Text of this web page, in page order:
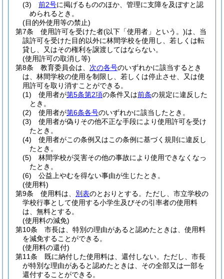
(3)
前2号に掲げるもののほか、管理に支障を及ぼすと認
められるとき。
(目的外使用等の禁止)
第7条
使用許可を受けた者(以下「使用者」という。)は、当
該許可を受けた目的以外に林間学校を使用し、若しくは転
貸し、又はその権利を譲渡してはならない。
(使用許可の取消し等)
第8条
教育委員会は、 次の各号のいずれかに該当するとき
は、林間学校の使用を制限し、若しくは停止させ、又は使
用許可を取り消すことができる。
(1)
使用者が第5条第2項の条件又は前条の規定に違反した
とき。
(2)
使用者が第6条各号のいずれかに該当したとき。
(3)
使用者が偽りその他不正な手段により使用許可を受け
たとき。
(4)
使用者がこの条例又はこの条例に基づく規則に違反し
たとき。
(5)
林間学校が災害その他の事故により使用できなくなっ
たとき。
(6)
公益上やむを得ない事由が生じたとき。
(使用料)
第9条
使用料は、 別表のとおりとする。 ただし、市立学校の
学校行事として使用する小学生及びその引率者の使用料
は、無料とする。
(使用料の減免)
第10条
市長は、特別の理由があると認めたときは、使用料
を減免することができる。
(使用料の還付)
第11条
既に納付した使用料は、還付しない。 ただし、市長
が特別な理由があると認めたときは、その全部又は一部を
還付することができる。